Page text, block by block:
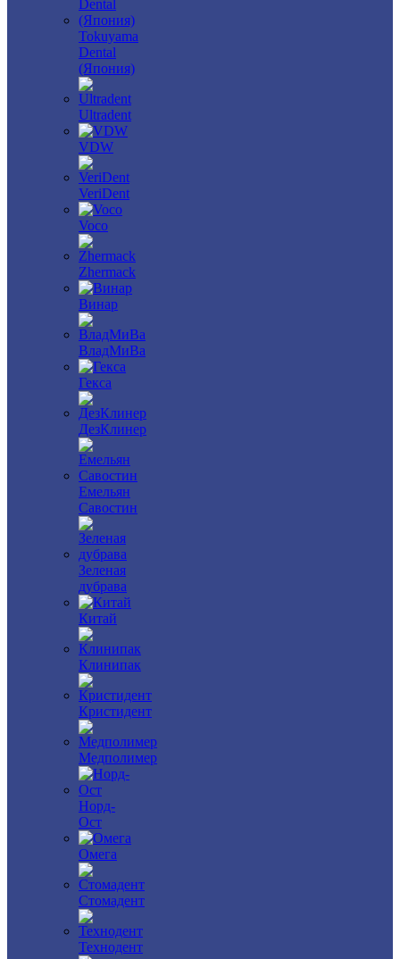
Tokuyama
Dental
(Япония)
Ultradent
VDW
VeriDent
Voco
Zhermack
Винар
ВладМиВа
Гекса
ДезКлинер
Емельян
Савостин
Зеленая
дубрава
Китай
Клинипак
Кристидент
Медполимер
Норд-
Ост
Омега
Стомадент
Технодент